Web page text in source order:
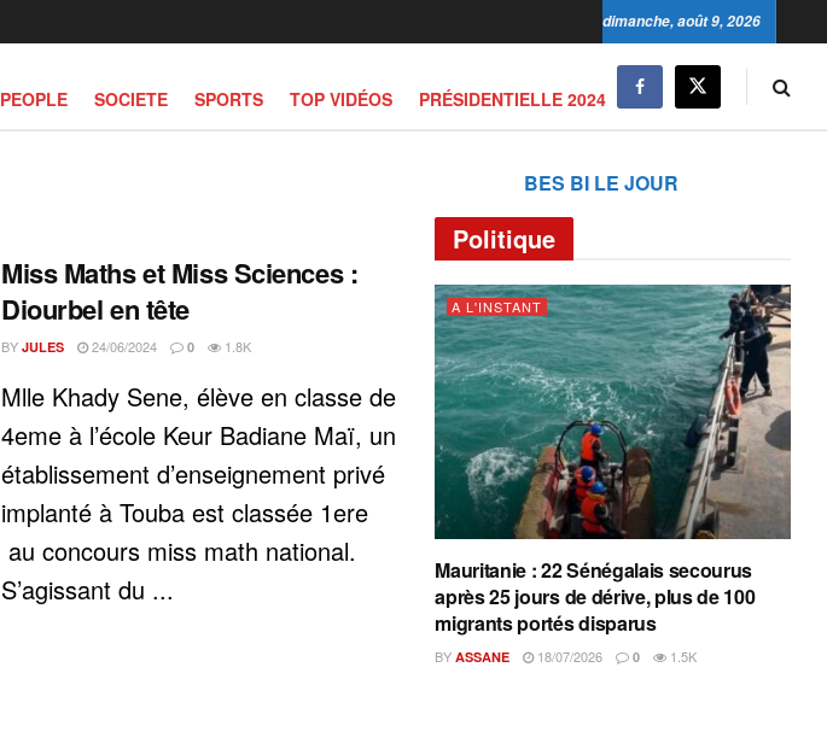
dimanche, août 9, 2026
PEOPLE SOCIETE SPORTS TOP VIDÉOS PRÉSIDENTIELLE 2024
Miss Maths et Miss Sciences :
Diourbel en tête
BY JULES 24/06/2024 0 1.8K
Mlle Khady Sene, élève en classe de
4eme à l’école Keur Badiane Maï, un
établissement d’enseignement privé
implanté à Touba est classée 1ere
au concours miss math national.
S’agissant du ...
BES BI LE JOUR
Politique
A L'INSTANT
Mauritanie : 22 Sénégalais secourus
après 25 jours de dérive, plus de 100
migrants portés disparus
BY ASSANE 18/07/2026 0 1.5K